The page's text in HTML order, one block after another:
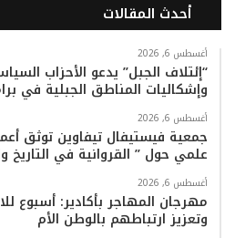
س
ب
و
ك
ي
ت
ر
ت
ي
و
ب
أحدث المقالات
أغسطس 6, 2026
“إئتلاف الجبل” يدعو الأحزاب
وإشكاليات المناطق الجبلية في
أغسطس 6, 2026
جمعية فيستيفال تيفاوين توثق
علمي حول ” القروانية في التاريخ
أغسطس 6, 2026
مهرجان المهاجر بأكادير: أسبوع
وتعزيز ارتباطهم بالوطن الأم